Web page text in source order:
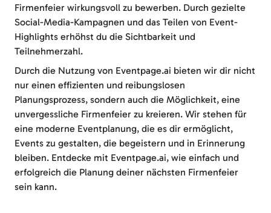
Firmenfeier wirkungsvoll zu bewerben. Durch gezielte
Social-Media-Kampagnen und das Teilen von Event-
Highlights erhöhst du die Sichtbarkeit und
Teilnehmerzahl.
Durch die Nutzung von Eventpage.ai bieten wir dir nicht
nur einen effizienten und reibungslosen
Planungsprozess, sondern auch die Möglichkeit, eine
unvergessliche Firmenfeier zu kreieren. Wir stehen für
eine moderne Eventplanung, die es dir ermöglicht,
Events zu gestalten, die begeistern und in Erinnerung
bleiben. Entdecke mit Eventpage.ai, wie einfach und
erfolgreich die Planung deiner nächsten Firmenfeier
sein kann.